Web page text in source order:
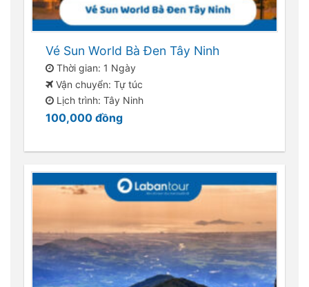
Vé Sun World Bà Đen Tây Ninh
Thời gian: 1 Ngày
Vận chuyển: Tự túc
Lịch trình: Tây Ninh
100,000đồng